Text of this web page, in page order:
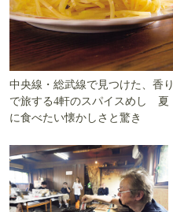
中央線・総武線で見つけた、香り
で旅する4軒のスパイスめし 夏
に食べたい懐かしさと驚き